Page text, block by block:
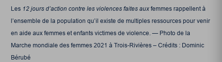
Les 12 jours d’action contre les violences faites auxfemmes rappellent à
l’ensemble de la population qu’il existe de multiples ressources pour venir
en aide aux femmes et enfants victimes de violence. — Photo de la
Marche mondiale des femmes 2021 à Trois-Rivières – Crédits : Dominic
Bérubé